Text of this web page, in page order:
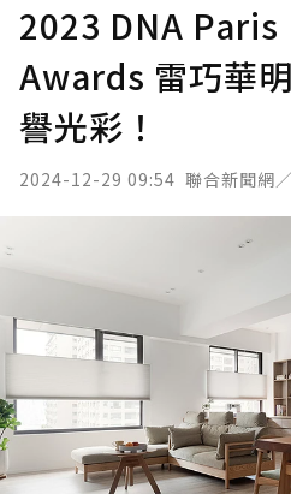
2023 DNA Paris
Awards 雷巧華
譽光彩！
2024-12-29 09:54 聯合新聞網／